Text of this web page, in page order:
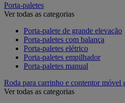
Porta-paletes
Ver todas as categorias
Porta-palete de grande elevação
Porta-paletes com balança
Porta-paletes elétrico
Porta-paletes empilhador
Porta-paletes manual
Roda para carrinho e contentor móvel
Ver todas as categorias